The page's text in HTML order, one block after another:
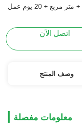
اتصل الآن
وصف المنتج
معلومات مفصلة